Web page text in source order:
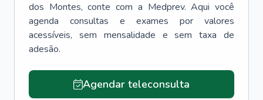
dos Montes, conte com a Medprev. Aqui você
agenda consultas e exames por valores
acessíveis, sem mensalidade e sem taxa de
adesão.
Agendar teleconsulta